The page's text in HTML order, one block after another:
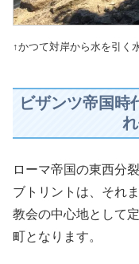
↑かつて対岸から水を引く
ビザンツ帝国時
ローマ帝国の東西分
ブトリントは、それ
教会の中心地として
町となります。